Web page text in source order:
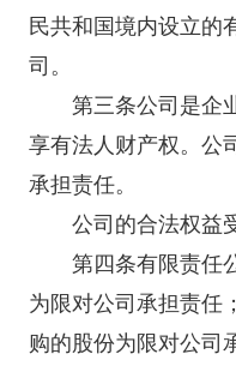
民共和国境内设立的
司。
第三条公司是企业
享有法人财产权。公
承担责任。
公司的合法权益受
第四条有限责任公
为限对公司承担责任
购的股份为限对公司